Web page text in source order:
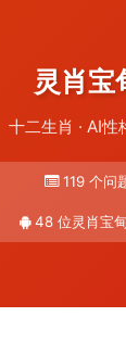
灵肖宝
十二生肖 · AI性
119 个问
48 位灵肖宝